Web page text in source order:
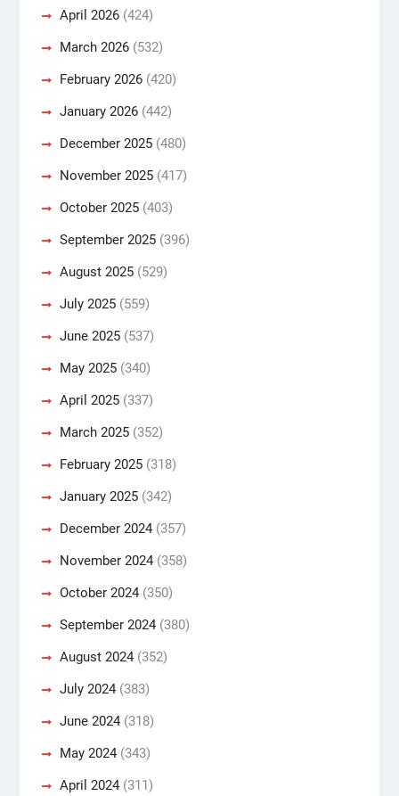
April 2026(424)
March 2026(532)
February 2026(420)
January 2026(442)
December 2025(480)
November 2025(417)
October 2025(403)
September 2025(396)
August 2025(529)
July 2025(559)
June 2025(537)
May 2025(340)
April 2025(337)
March 2025(352)
February 2025(318)
January 2025(342)
December 2024(357)
November 2024(358)
October 2024(350)
September 2024(380)
August 2024(352)
July 2024(383)
June 2024(318)
May 2024(343)
April 2024(311)